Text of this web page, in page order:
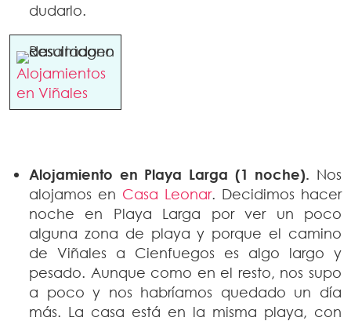
dudarlo.
Alojamientos
en Viñales
Alojamiento en Playa Larga (1 noche). Nos
alojamos en Casa Leonar. Decidimos hacer
noche en Playa Larga por ver un poco
alguna zona de playa y porque el camino
de Viñales a Cienfuegos es algo largo y
pesado. Aunque como en el resto, nos supo
a poco y nos habríamos quedado un día
más. La casa está en la misma playa, con